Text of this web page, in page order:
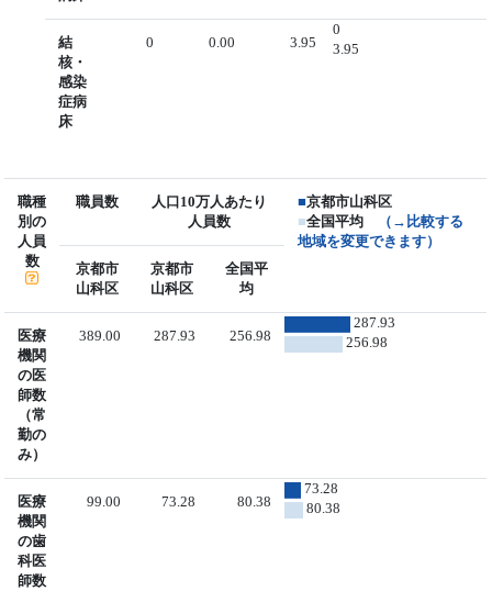
結
核・
感染
症病
床
0 0.00 3.95
0
3.95
職種
別の
人員
数
職員数
人口10万人あたり
人員数
■京都市山科区
■全国平均
（→比較する
地域を変更できます）
京都市
山科区
京都市
山科区
全国平
均
医療
機関
の医
師数
（常
勤の
み）
389.00 287.93 256.98
287.93
256.98
医療
機関
の歯
科医
師数
99.00 73.28 80.38
73.28
80.38